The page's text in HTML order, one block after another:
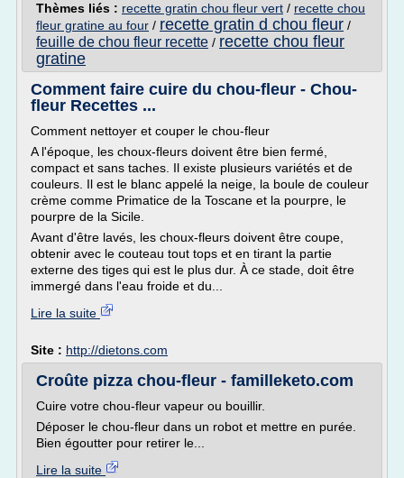
Thèmes liés : recette gratin chou fleur vert / recette chou
fleur gratine au four / recette gratin d chou fleur /
feuille de chou fleur recette / recette chou fleur
gratine
Comment faire cuire du chou-fleur - Chou-
fleur Recettes ...
Comment nettoyer et couper le chou-fleur
A l'époque, les choux-fleurs doivent être bien fermé,
compact et sans taches. Il existe plusieurs variétés et de
couleurs. Il est le blanc appelé la neige, la boule de couleur
crème comme Primatice de la Toscane et la pourpre, le
pourpre de la Sicile.
Avant d'être lavés, les choux-fleurs doivent être coupe,
obtenir avec le couteau tout tops et en tirant la partie
externe des tiges qui est le plus dur. À ce stade, doit être
immergé dans l'eau froide et du...
Lire la suite
Site : http://dietons.com
Croûte pizza chou-fleur - familleketo.com
Cuire votre chou-fleur vapeur ou bouillir.
Déposer le chou-fleur dans un robot et mettre en purée.
Bien égoutter pour retirer le...
Lire la suite